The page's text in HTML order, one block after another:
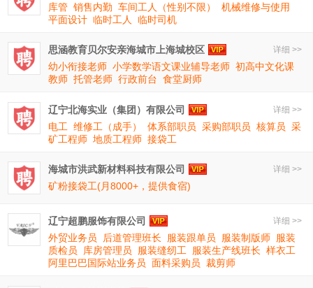
库管 销售内勤 车间工人（性别不限）
机械维修与使用
平面设计 临时工人 临时司机
详细 >>
思涵教育贝尔安亲海城市上海城校区
幼小衔接老师 小学数学语文课业辅导老师 初高中文化课
教师 托管老师 行政前台 食堂厨师
详细 >>
辽宁北海实业（集团）有限公司
电工 维修工（成手） 体系部职员 采购部职员 核算员 采
矿工程师 地质工程师 接袋工
详细 >>
海城市洪武新材料科技有限公司
矿粉接袋工(月8000+，提供食宿)
详细 >>
辽宁超鹏服饰有限公司
外贸业务员
后道管理班长 服装跟单员 服装制版师 服装
质检员
库房管理员 服装缝纫工 服装生产线班长 样衣工
阿里巴巴国际站业务员 面料采购员 裁剪师